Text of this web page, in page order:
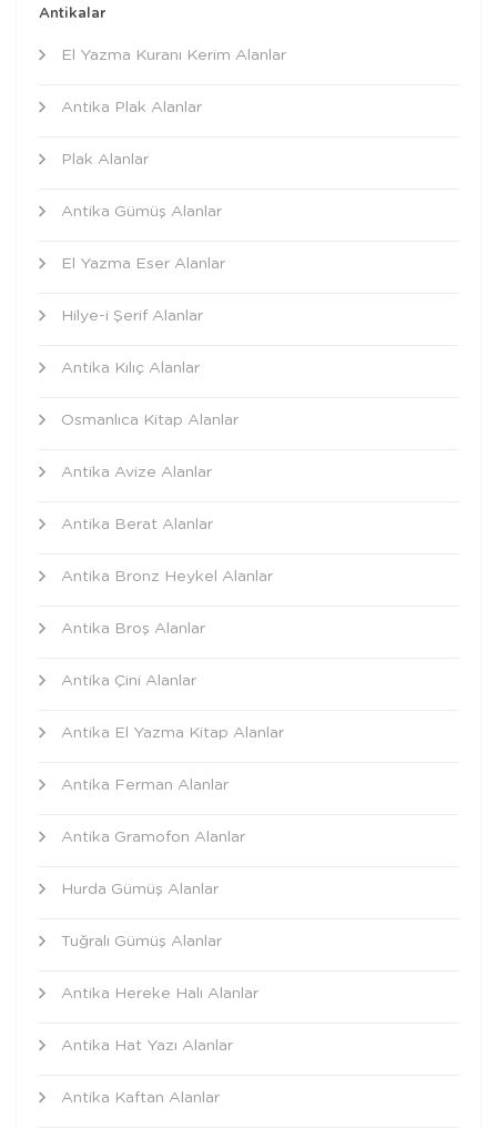
Antikalar
El Yazma Kuranı Kerim Alanlar
Antika Plak Alanlar
Plak Alanlar
Antika Gümüş Alanlar
El Yazma Eser Alanlar
Hilye-i Şerif Alanlar
Antika Kılıç Alanlar
Osmanlıca Kitap Alanlar
Antika Avize Alanlar
Antika Berat Alanlar
Antika Bronz Heykel Alanlar
Antika Broş Alanlar
Antika Çini Alanlar
Antika El Yazma Kitap Alanlar
Antika Ferman Alanlar
Antika Gramofon Alanlar
Hurda Gümüş Alanlar
Tuğralı Gümüş Alanlar
Antika Hereke Halı Alanlar
Antika Hat Yazı Alanlar
Antika Kaftan Alanlar